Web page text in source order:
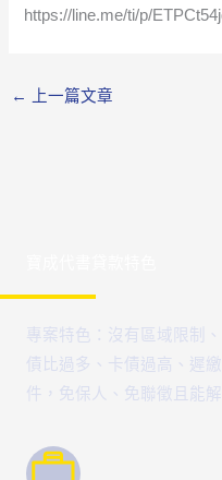
https://line.me/ti/p/
← 上一篇文章
專案特色：沒有區域限制
債比過多、卡債過高、遲
件，免保人、免聯徵且能